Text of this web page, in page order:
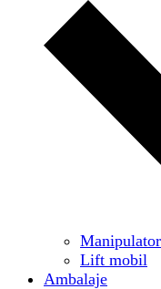
Manipulator
Lift mobil
Ambalaje